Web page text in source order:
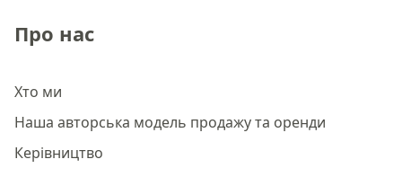
Про нас
Хто ми
Наша авторська модель продажу та оренди
Керівництво